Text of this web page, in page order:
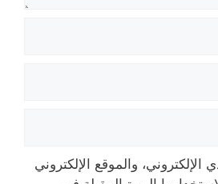
والموقع الإلكتروني